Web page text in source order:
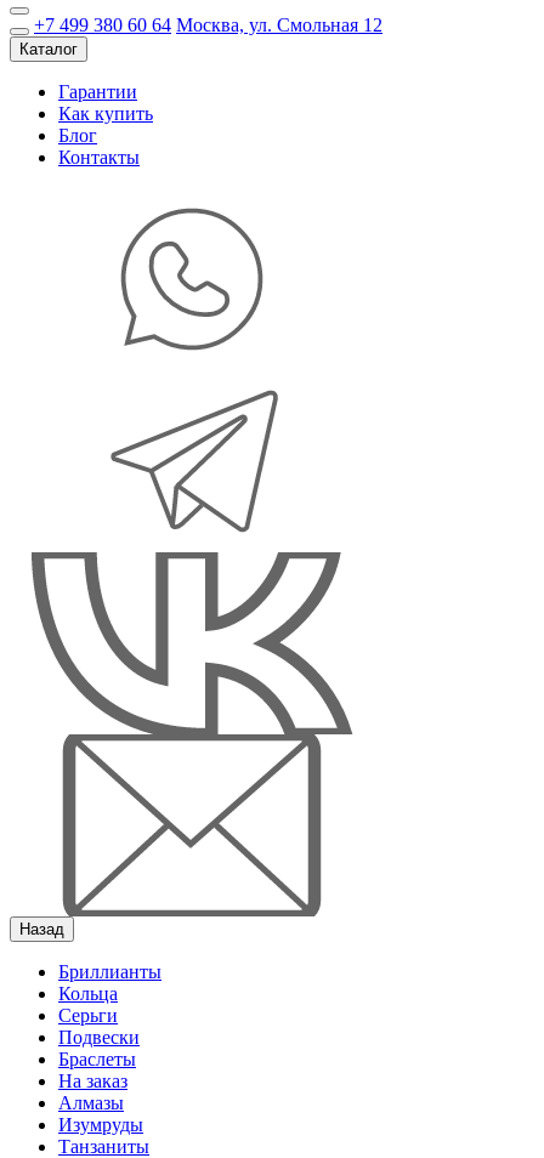
+7 499 380 60 64 Москва, ул. Смольная 12
Каталог
Гарантии
Как купить
Блог
Контакты
Назад
Бриллианты
Кольца
Серьги
Подвески
Браслеты
На заказ
Алмазы
Изумруды
Танзаниты